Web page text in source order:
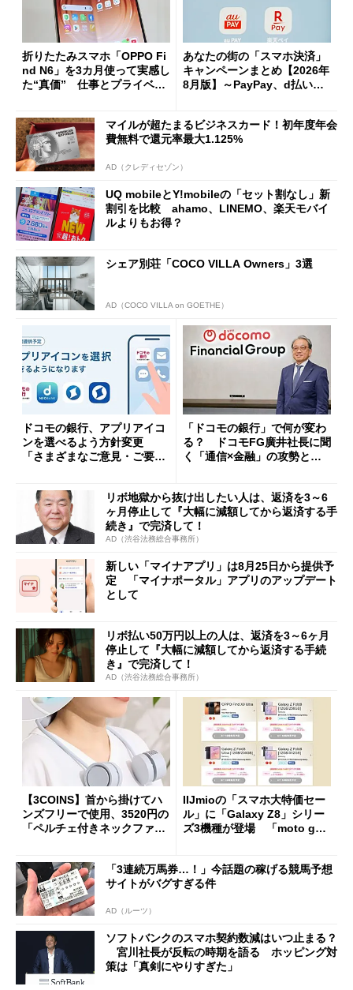
折りたたみスマホ「OPPO Fi
nd N6」を3カ月使って実感し
た“真価” 仕事とプライベー
あなたの街の「スマホ決済」
キャンペーンまとめ【2026年
8月版】～PayPay、d払い、a
マイルが超たまるビジネスカード！初年度年会
費無料で還元率最大1.125%
AD（クレディセゾン）
UQ mobileとY!mobileの「セット割なし」新
割引を比較 ahamo、LINEMO、楽天モバイ
ルよりもお得？
シェア別荘「COCO VILLA Owners」3選
AD（COCO VILLA on GOETHE）
ドコモの銀行、アプリアイコ
ンを選べるよう方針変更
「さまざまなご意見・ご要望
「ドコモの銀行」で何が変わ
る？ ドコモFG廣井社長に聞
く「通信×金融」の攻勢とグ
リボ地獄から抜け出したい人は、返済を3～6
ヶ月停止して『大幅に減額してから返済する手
続き』で完済して！
AD（渋谷法務総合事務所）
新しい「マイナアプリ」は8月25日から提供予
定 「マイナポータル」アプリのアップデート
として
リボ払い50万円以上の人は、返済を3～6ヶ月
停止して『大幅に減額してから返済する手続
き』で完済して！
AD（渋谷法務総合事務所）
【3COINS】首から掛けてハ
ンズフリーで使用、3520円の
「ペルチェ付きネックファ
IIJmioの「スマホ大特価セー
ル」に「Galaxy Z8」シリー
ズ3機種が登場 「moto g37
「3連続万馬券…！」今話題の稼げる競馬予想
サイトがバグすぎる件
AD（ルーツ）
ソフトバンクのスマホ契約数減はいつ止まる？
宮川社長が反転の時期を語る ホッピング対
策は「真剣にやりすぎた」